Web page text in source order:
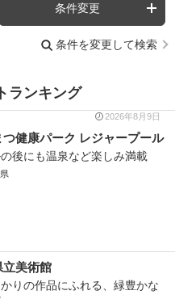
条件変更
条件を変更して検索
ランキング
2026年8月9日
つ健康パーク レジャープール
後にも温泉など楽しみ満載
立美術館
りの作品にふれる、緑豊かな